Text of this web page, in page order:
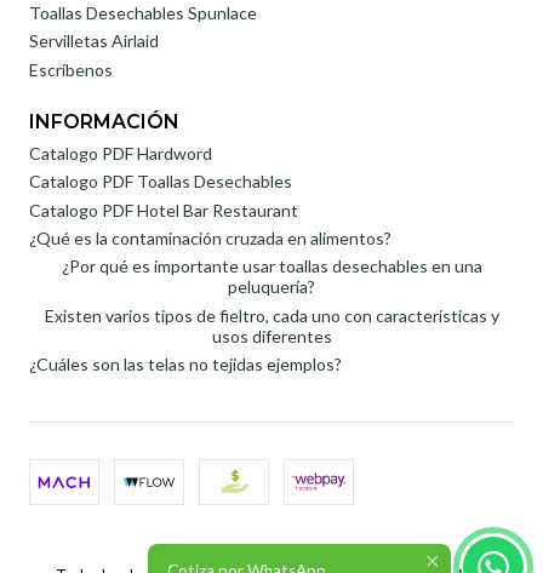
Toallas Desechables Spunlace
Servilletas Airlaid
Escríbenos
INFORMACIÓN
Catalogo PDF Hardword
Catalogo PDF Toallas Desechables
Catalogo PDF Hotel Bar Restaurant
¿Qué es la contaminación cruzada en alimentos?
¿Por qué es importante usar toallas desechables en una
peluquería?
Existen varios tipos de fieltro, cada uno con características y
usos diferentes
¿Cuáles son las telas no tejidas ejemplos?